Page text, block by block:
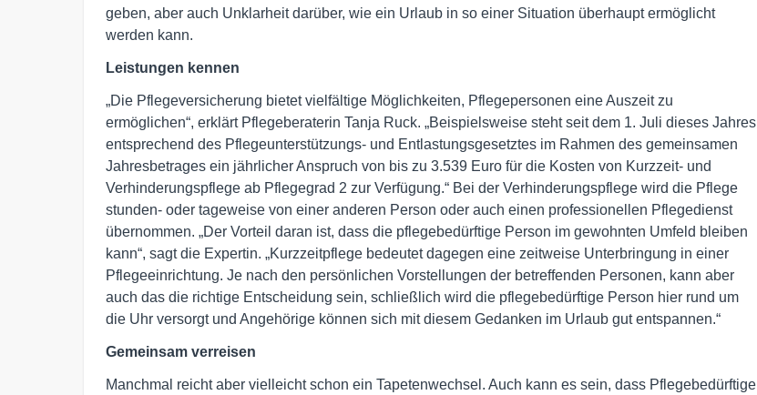
geben, aber auch Unklarheit darüber, wie ein Urlaub in so einer Situation überhaupt ermöglicht
werden kann.
Leistungen kennen
„Die Pflegeversicherung bietet vielfältige Möglichkeiten, Pflegepersonen eine Auszeit zu
ermöglichen“, erklärt Pflegeberaterin Tanja Ruck. „Beispielsweise steht seit dem 1. Juli dieses Jahres
entsprechend des Pflegeunterstützungs- und Entlastungsgesetztes im Rahmen des gemeinsamen
Jahresbetrages ein jährlicher Anspruch von bis zu 3.539 Euro für die Kosten von Kurzzeit- und
Verhinderungspflege ab Pflegegrad 2 zur Verfügung.“ Bei der Verhinderungspflege wird die Pflege
stunden- oder tageweise von einer anderen Person oder auch einen professionellen Pflegedienst
übernommen. „Der Vorteil daran ist, dass die pflegebedürftige Person im gewohnten Umfeld bleiben
kann“, sagt die Expertin. „Kurzzeitpflege bedeutet dagegen eine zeitweise Unterbringung in einer
Pflegeeinrichtung. Je nach den persönlichen Vorstellungen der betreffenden Personen, kann aber
auch das die richtige Entscheidung sein, schließlich wird die pflegebedürftige Person hier rund um
die Uhr versorgt und Angehörige können sich mit diesem Gedanken im Urlaub gut entspannen.“
Gemeinsam verreisen
Manchmal reicht aber vielleicht schon ein Tapetenwechsel. Auch kann es sein, dass Pflegebedürftige